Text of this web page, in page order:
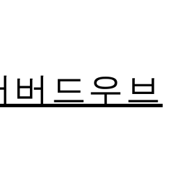
버드우브